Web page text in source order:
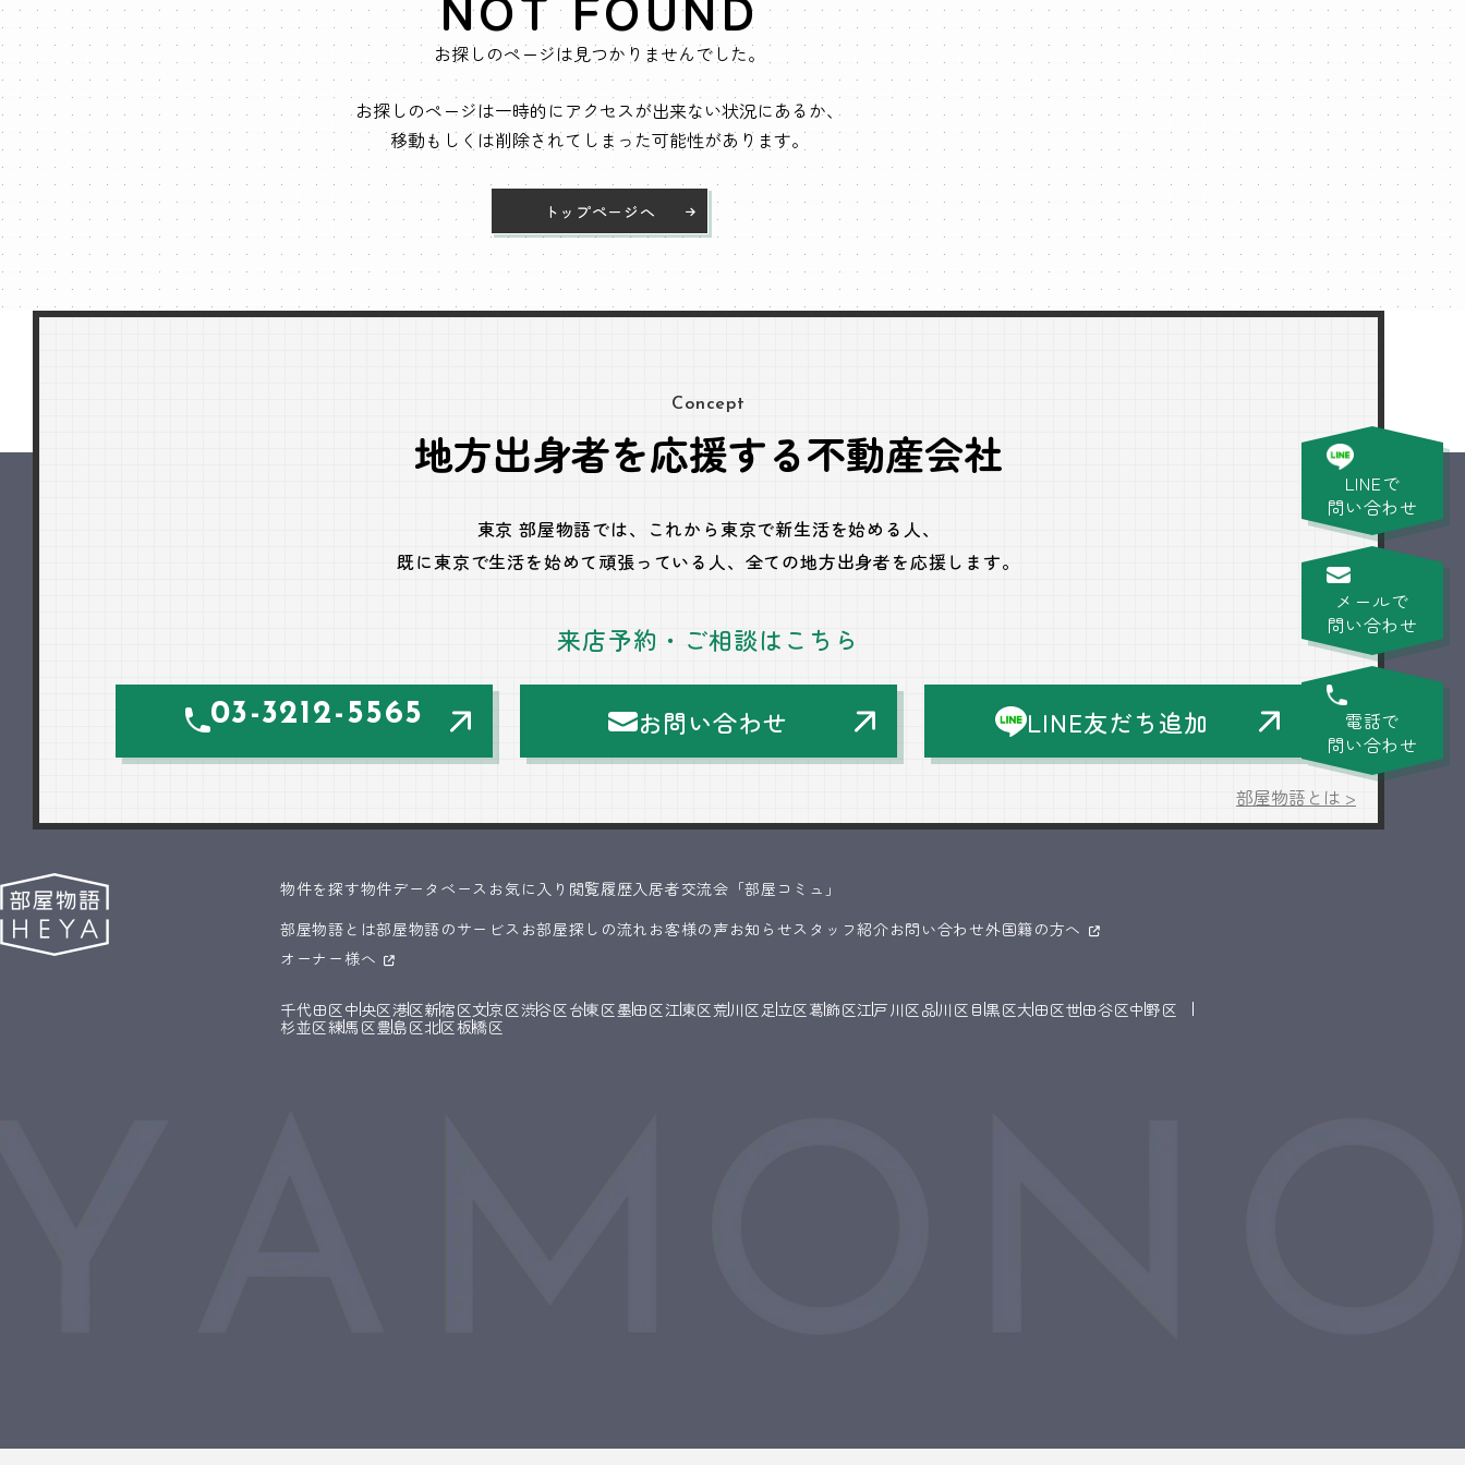
お探しのページは見つかりませんでした。
お探しのページは一時的にアクセスが出来ない状況にあるか、
移動もしくは削除されてしまった可能性があります。
トップページへ
Concept
地方出身者を応援する不動産会社
東京 部屋物語では、
これから東京で新生活を始める人、
既に東京で生活を始めて頑張っている人、 全ての地方出身者を応援します。
来店予約・ご相談はこちら
03-3212-5565 お問い合わせ LINE友だち追加
部屋物語とは >
物件を探す物件データベース お気に入り 閲覧履歴入居者交流会「部屋コミュ」
部屋物語とは部屋物語のサービス お部屋探しの流れ お客様の声お知らせスタッフ紹介お問い合わせ外国籍の方へ
オーナー様へ
千代田区中央区港区新宿区文京区渋谷区台東区墨田区江東区荒川区足立区葛飾区江戸川区品川区 目黒区大田区世田谷区中野区
杉並区練馬区豊島区北区板橋区
LINEで
問い合わせ
メールで
問い合わせ
電話で
問い合わせ